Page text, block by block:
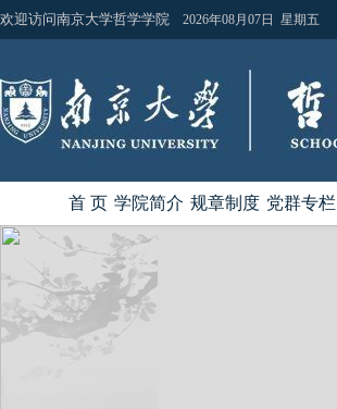
欢迎访问南京大学哲学学院 2026年08月07日 星期五
首 页 学院简介 规章制度 党群专栏